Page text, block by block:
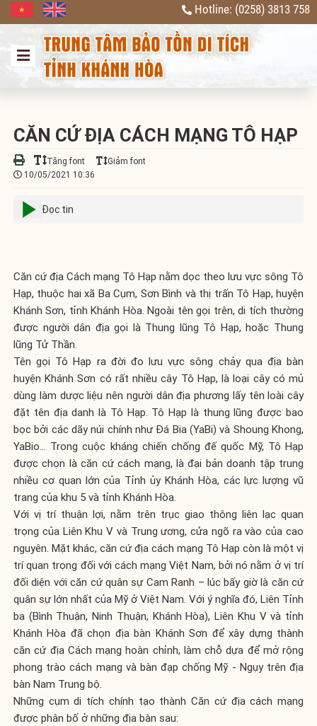
Hotline: (0258) 3813 758
CĂN CỨ ĐỊA CÁCH MẠNG TÔ HẠP
Tăng font
Giảm font
10/05/2021 10:36
Đọc tin
Căn cứ địa Cách mạng Tô Hạp nằm dọc theo lưu vực sông Tô
Hạp, thuộc hai xã Ba Cụm, Sơn Bình và thị trấn Tô Hạp, huyện
Khánh Sơn, tỉnh Khánh Hòa. Ngoài tên gọi trên, di tích thường
được người dân địa gọi là Thung lũng Tô Hạp, hoặc Thung
lũng Tử Thần.
Tên gọi Tô Hạp ra đời đo lưu vực sông chảy qua địa bàn
huyện Khánh Sơn có rất nhiều cây Tô Hạp, là loại cây có mủ
dùng làm dược liệu nên người dân địa phương lấy tên loài cây
đặt tên địa danh là Tô Hạp. Tô Hạp là thung lũng được bao
bọc bởi các dãy núi chính như Đá Bia (YaBi) và Shoung Khong,
YaBio… Trong cuộc kháng chiến chống đế quốc Mỹ, Tô Hạp
được chọn là căn cứ cách mạng, là đại bản doanh tập trung
nhiều cơ quan lớn của Tỉnh ủy Khánh Hòa, các lực lượng vũ
trang của khu 5 và tỉnh Khánh Hòa.
Với vị trí thuận lợi, nằm trên trục giao thông liên lạc quan
trọng của Liên Khu V và Trung ương, cửa ngõ ra vào của cao
nguyên. Mặt khác, căn cứ địa cách mạng Tô Hạp còn là một vị
trí quan trọng đối với cách mạng Việt Nam, bởi nó nằm ở vị trí
đối diện với căn cứ quân sự Cam Ranh – lúc bấy giờ là căn cứ
quân sự lớn nhất của Mỹ ở Việt Nam. Với ý nghĩa đó, Liên Tỉnh
ba (Bình Thuận, Ninh Thuận, Khánh Hòa), Liên Khu V và tỉnh
Khánh Hòa đã chọn địa bàn Khánh Sơn để xây dựng thành
căn cứ địa Cách mạng hoàn chỉnh, làm chỗ dựa để mở rộng
phong trào cách mạng và bàn đạp chống Mỹ - Ngụy trên địa
bàn Nam Trung bộ.
Những cụm di tích chính tạo thành Căn cứ địa cách mạng
được phân bố ở những địa bàn sau: